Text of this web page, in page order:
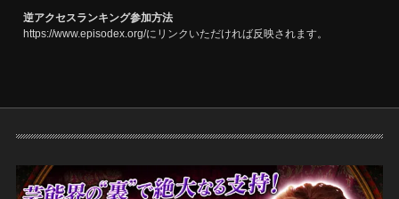
逆アクセスランキング参加方法
https://www.episodex.org/にリンクいただければ反映されます。